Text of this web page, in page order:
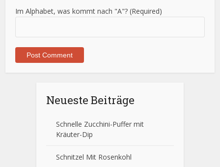
Im Alphabet, was kommt nach "A"? (Required)
Neueste Beiträge
Schnelle Zucchini-Puffer mit
Kräuter-Dip
Schnitzel Mit Rosenkohl